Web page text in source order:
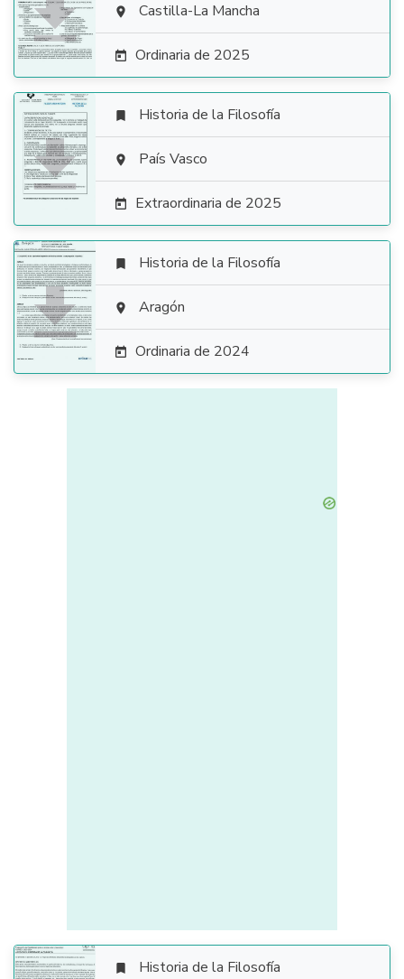
  Castilla-La Mancha
 Ordinaria de 2025

 Historia de la Filosofía
 País Vasco
 Extraordinaria de 2025

 Historia de la Filosofía
 Aragón
 Ordinaria de 2024
 Historia de la Filosofía